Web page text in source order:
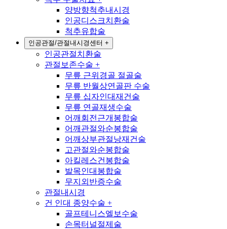
양방향척추내시경
인공디스크치환술
척추유합술
인공관절/관절내시경센터 +
인공관절치환술
관절보존수술 +
무릎 근위경골 절골술
무릎 반월상연골판 수술
무릎 십자인대재건술
무릎 연골재생수술
어깨회전근개봉합술
어깨관절와순봉합술
어깨상부관절낭재건술
고관절와순봉합술
아킬레스건봉합술
발목인대봉합술
무지외반증수술
관절내시경
건 인대 종양수술 +
골프테니스엘보수술
손목터널절제술